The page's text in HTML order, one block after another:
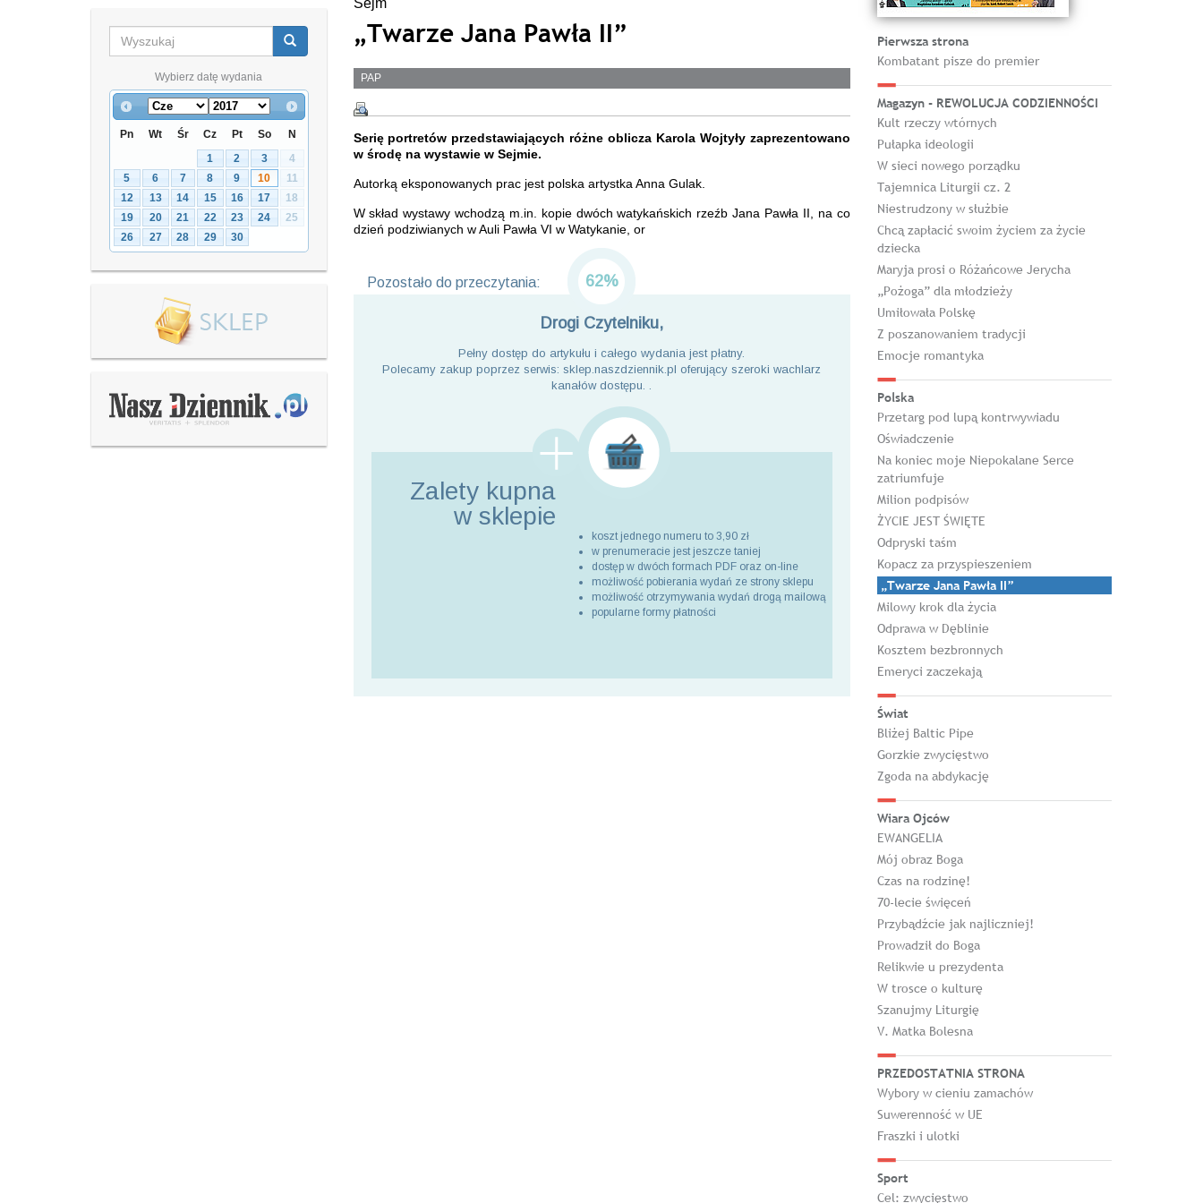
Wybierz datę wydania
Pn Wt Śr Cz Pt So
N
1
2 3
4
5
6 7 8 9 10
11
12
13 14 15 16 17
18
19
20 21 22 23 24
25
26
27 28 29 30
Sejm
„Twarze Jana Pawła II”
PAP
Serię portretów przedstawiających różne oblicza Karola Wojtyły zaprezentowano
w środę na wystawie w Sejmie.
Autorką eksponowanych prac jest polska artystka Anna Gulak.
W skład wystawy wchodzą m.in. kopie dwóch watykańskich rzeźb Jana Pawła II, na co
dzień podziwianych w Auli Pawła VI w Watykanie, or
Pozostało do przeczytania: 62%
Drogi Czytelniku,
Pełny dostęp do artykułu i całego wydania jest płatny.
Polecamy zakup poprzez serwis: sklep.naszdziennik.pl oferujący szeroki wachlarz
kanałów dostępu. .
Zalety kupna
w sklepie
koszt jednego numeru to 3,90 zł
w prenumeracie jest jeszcze taniej
dostęp w dwóch formach PDF oraz on-line
możliwość pobierania wydań ze strony sklepu
możliwość otrzymywania wydań drogą mailową
popularne formy płatności
Pierwsza strona
Kombatant pisze do premier
Magazyn - REWOLUCJA CODZIENNOŚCI
Kult rzeczy wtórnych
Pułapka ideologii
W sieci nowego porządku
Tajemnica Liturgii cz. 2
Niestrudzony w służbie
Chcą zapłacić swoim życiem za życie
dziecka
Maryja prosi o Różańcowe Jerycha
„Pożoga” dla młodzieży
Umiłowała Polskę
Z poszanowaniem tradycji
Emocje romantyka
Polska
Przetarg pod lupą kontrwywiadu
Oświadczenie
Na koniec moje Niepokalane Serce
zatriumfuje
Milion podpisów
ŻYCIE JEST ŚWIĘTE
Odpryski taśm
Kopacz za przyspieszeniem
„Twarze Jana Pawła II”
Milowy krok dla życia
Odprawa w Dęblinie
Kosztem bezbronnych
Emeryci zaczekają
Świat
Bliżej Baltic Pipe
Gorzkie zwycięstwo
Zgoda na abdykację
Wiara Ojców
EWANGELIA
Mój obraz Boga
Czas na rodzinę!
70-lecie święceń
Przybądźcie jak najliczniej!
Prowadził do Boga
Relikwie u prezydenta
W trosce o kulturę
Szanujmy Liturgię
V. Matka Bolesna
PRZEDOSTATNIA STRONA
Wybory w cieniu zamachów
Suwerenność w UE
Fraszki i ulotki
Sport
Cel: zwycięstwo